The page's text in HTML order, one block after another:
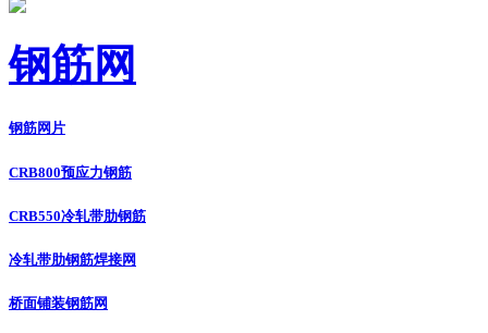
钢筋网
钢筋网片
CRB800预应力钢筋
CRB550冷轧带肋钢筋
冷轧带肋钢筋焊接网
桥面铺装钢筋网